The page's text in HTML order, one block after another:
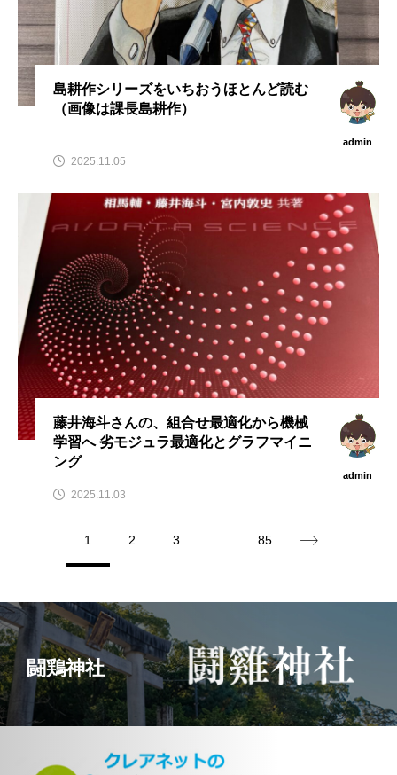
島耕作シリーズをいちおうほとんど読む
（画像は課長島耕作）
admin
2025.11.05
藤井海斗さんの、組合せ最適化から機械
学習へ 劣モジュラ最適化とグラフマイニ
ング
admin
2025.11.03
1 2 3 85
闘鶏神社